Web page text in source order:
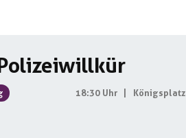
18:30 Uhr Königsplatz